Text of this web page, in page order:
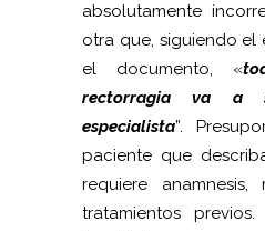
absolutamente
otra que, siguiendo el
el documento, «
rectorragia va a
especialista”.
paciente que
requiere
tratamientos